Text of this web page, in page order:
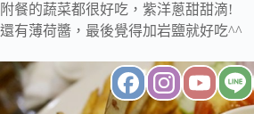
附餐的蔬菜都很好吃，紫洋蔥甜甜滴!
還有薄荷醬，最後覺得加岩鹽就好吃^^